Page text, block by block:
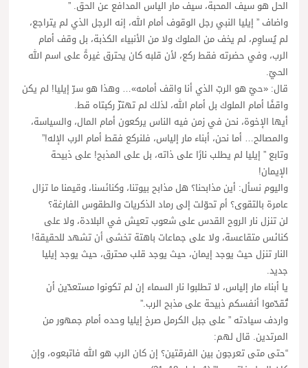
الحل هو سيف المحبة، سيف مار الياس المدافع عن الحق. ”
واضاف ” إيليا النبي رجل الوقوف أمام الله، إنه الرجل الذي لم يتراجع،
لم يُساوِم، لم يخف من الملوك ولا من الأنبياء الكذبة، بل وقف أمام
الرب، وفي حضرته فقط ركع، لأن قلبه كان يحترق غيرةً على اسم الله
الحيّ.
قال: «حيّ هو الربّ الذي أنا واقف أمامه»… وهذا هو سرّ إيليا! لم يكن
واقفًا أمام الملوك بل أمام الله، لذلك لم تهتزّ ركبتاه قط.
أيها الإخوة، نحن في زمن فيه الناس يركعون أمام المال، والسياسة،
والمصالح… أما نحن، أبناء مار إلياس، فلنركع فقط أمام الرب الإله!”
وتابع ” إيليا لم يطلب نارًا على ذاته، بل على المذبح! على ذبيحة
الإيمان!
واليوم نسأل: أين مذابحنا؟ هل مذابح بيوتنا، وكنائسنا، وقيمنا ما تزال
عامرة بالتقوى؟ أم تحوّلت إلى رماد الذكريات والطقوس الفارغة؟
لن تنزل نار الروح القدس على شعوب تعيش في البلادة، ولا على
كنائس متقاعسة، ولا على جماعات باهتة تخشى أن تشهد للحقيقة!
النار تنزل حيث يوجد إيمان، حيث يوجد قلب محترق، حيث يوجد إيليا
جديد.
يا أبناء مار إلياس، لا تطلبوا نار السماء إن لم تكونوا مستعدّين أن
تُقدّموا أنفسكم ذبيحة على مذبح الرب.”
واردف سيادته ” على جبل الكرمل صرخ إيليا وحده أمام جمهور من
المرتدين. قال لهم:
“حتى متى تعرجون بين الفرقتين؟ إن كان الرب هو الله فاتبعوه، وإن